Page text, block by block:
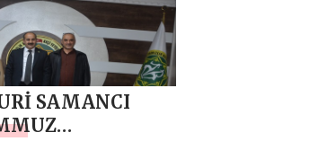
SAMANCI